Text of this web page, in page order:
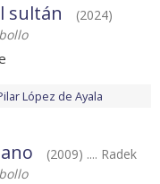
sultán
(2024)
López de Ayala
(2009) .... Radek